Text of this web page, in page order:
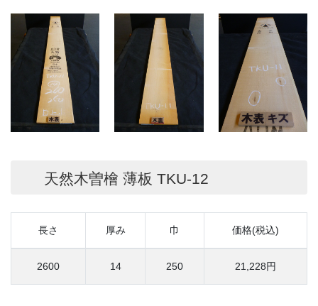
天然木曽檜 薄板 TKU-12
長さ 厚み 巾 価格(税込)
2600 14 250 21,228円